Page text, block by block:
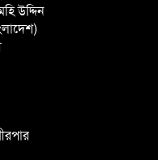
উদ্দিন